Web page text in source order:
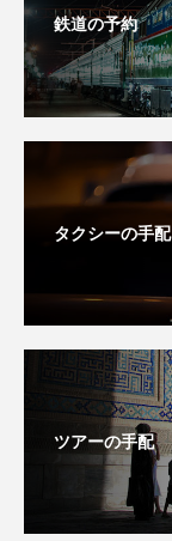
鉄道の予約
タクシーの手配
ツアーの手配